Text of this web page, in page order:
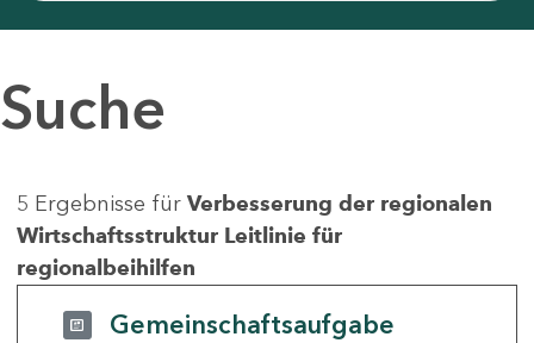
Suche
5 Ergebnisse für Verbesserung der regionalen
Wirtschaftsstruktur Leitlinie für
regionalbeihilfen
Gemeinschaftsaufgabe